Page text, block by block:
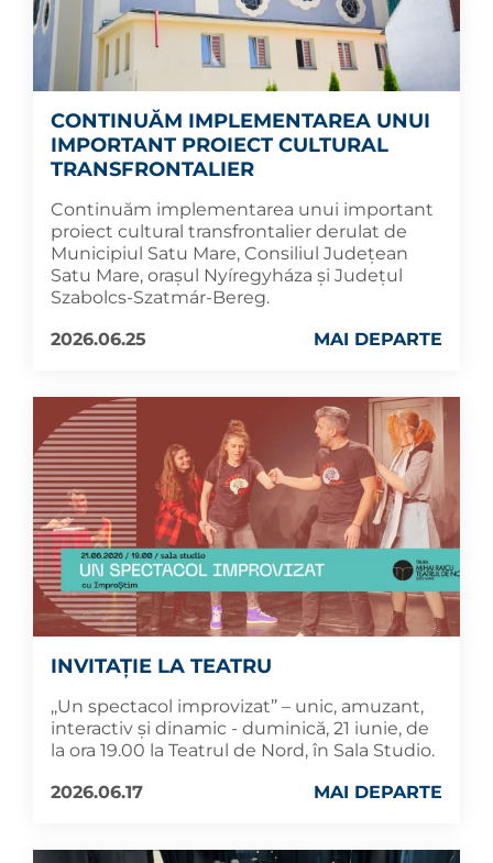
CONTINUĂM IMPLEMENTAREA UNUI
IMPORTANT PROIECT CULTURAL
TRANSFRONTALIER
Continuăm implementarea unui important
proiect cultural transfrontalier derulat de
Municipiul Satu Mare, Consiliul Județean
Satu Mare, orașul Nyíregyháza și Județul
Szabolcs-Szatmár-Bereg.
2026.06.25
MAI DEPARTE
INVITAȚIE LA TEATRU
,,Un spectacol improvizat’’ – unic, amuzant,
interactiv și dinamic - duminică, 21 iunie, de
la ora 19.00 la Teatrul de Nord, în Sala Studio.
2026.06.17
MAI DEPARTE